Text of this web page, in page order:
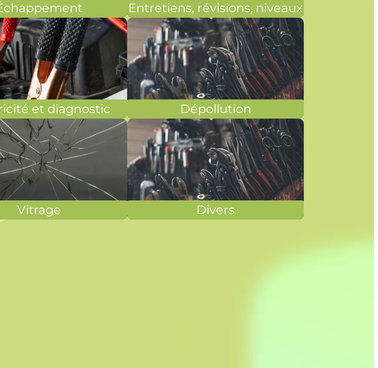
Entretiens, révisions, niveaux
et diagnostic Dépollution
Vitrage Divers